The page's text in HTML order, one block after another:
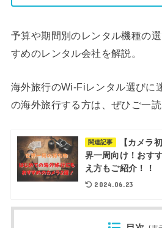
予算や期間別のレンタル機種の
すめのレンタル会社を解説。
海外旅行のWi-Fiレンタル選びに
の海外旅行する方は、ぜひご一読
関連記事
【カメラ
界一周向け！おす
え方もご紹介！！
2024.06.23